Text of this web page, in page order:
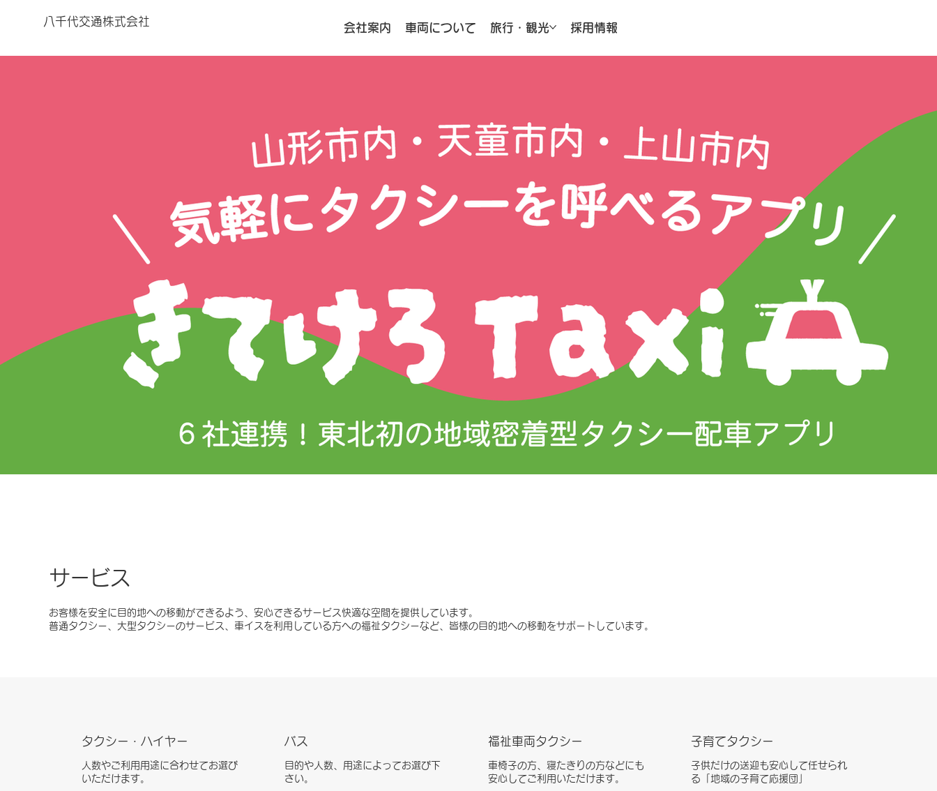
八千代交通株式会社
会社案内 車両について 旅行・観光 採用情報
きてけろTaxiアプリ
きてけろTaxiアプリ
きてけろTaxiアプリ
きてけろTaxiアプリ
きてけろTaxiアプリ
きてけろTaxiアプリ
きてけろTaxiアプリ
きてけろTaxiアプリ
きてけろTaxiアプリ
きてけろTaxiアプリ
サービス
お客様を安全に目的地への移動ができるよう、安心できるサービス快適な空間を提供しています。
普通タクシー、大型タクシーのサービス、車イスを利用している方への福祉タクシーなど、皆様の目的地への移動をサポートしています。
タクシー・ハイヤー
人数やご利用用途に合わせてお選び
いただけます。
​バス
目的や人数、用途によってお選び下
さい。
福祉車両タクシー
車椅子の方、寝たきりの方などにも
安心してご利用いただけます。
子育てタクシー
子供だけの送迎も安心して任せられ
る「地域の子育て応援団」